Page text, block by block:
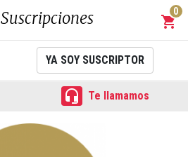
Suscripciones shopping_cart
0
YA SOY SUSCRIPTOR
 Te llamamos